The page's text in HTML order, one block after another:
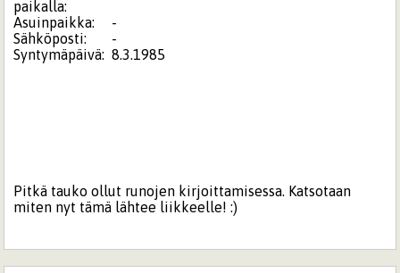
paikalla:
Asuinpaikka:
-
Sähköposti:
-
Syntymäpäivä: 8.3.1985
Pitkä tauko ollut runojen kirjoittamisessa. Katsotaan
miten nyt tämä lähtee liikkeelle! :)